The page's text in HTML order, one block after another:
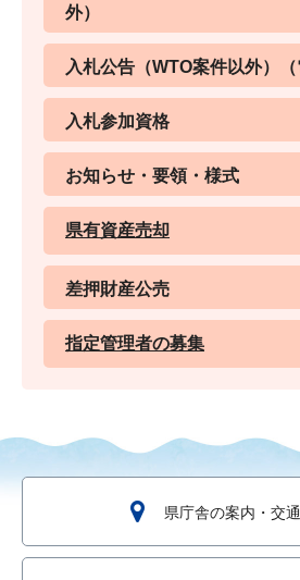
外）
入札公告（WTO案件以外）（
入札参加資格
お知らせ・要領・様式
県有資産売却
差押財産公売
指定管理者の募集
県庁舎の案内・交